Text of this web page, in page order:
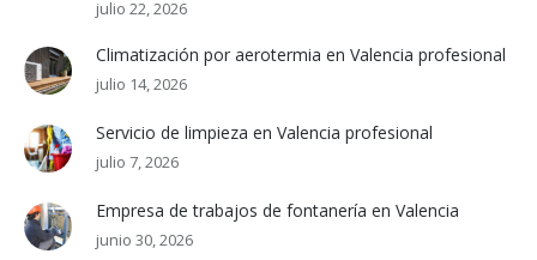
julio 22, 2026
Climatización por aerotermia en Valencia profesional
julio 14, 2026
Servicio de limpieza en Valencia profesional
julio 7, 2026
Empresa de trabajos de fontanería en Valencia
junio 30, 2026